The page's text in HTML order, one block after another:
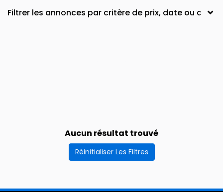
Aucun résultat trouvé
Réinitialiser Les Filtres